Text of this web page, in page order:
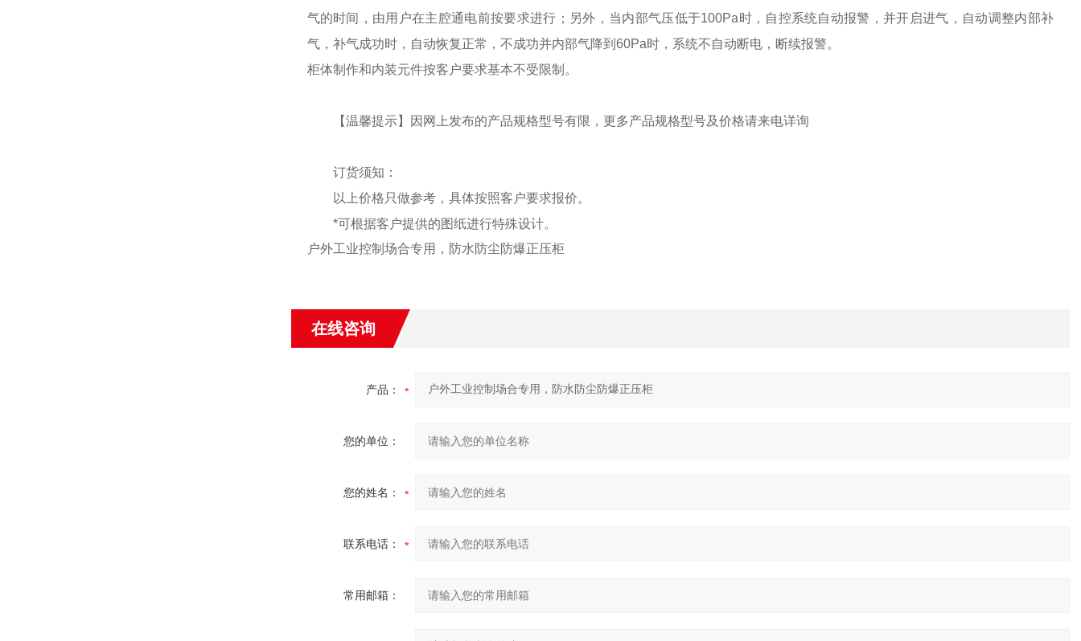
气的时间，由用户在主腔通电前按要求进行；另外，当内部气压低于100Pa时，自控系统自动报警，并开启进气，自动调整内部补
气，补气成功时，自动恢复正常，不成功并内部气降到60Pa时，系统不自动断电，断续报警。
柜体制作和内装元件按客户要求基本不受限制。
【温馨提示】因网上发布的产品规格型号有限，更多产品规格型号及价格请来电详询
订货须知：
以上价格只做参考，具体按照客户要求报价。
*可根据客户提供的图纸进行特殊设计。
户外工业控制场合专用，防水防尘防爆正压柜
在线咨询
产品：
您的单位：
您的姓名：
联系电话：
常用邮箱：